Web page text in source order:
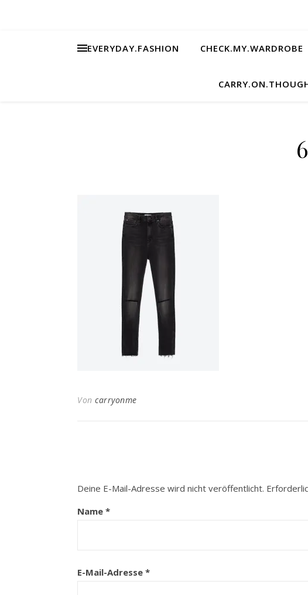
EVERYDAY.FASHION CHECK.MY.WARDROBE
Von carryonme
Deine E-Mail-Adresse wird nicht veröffentlicht.
Name *
E-Mail-Adresse *